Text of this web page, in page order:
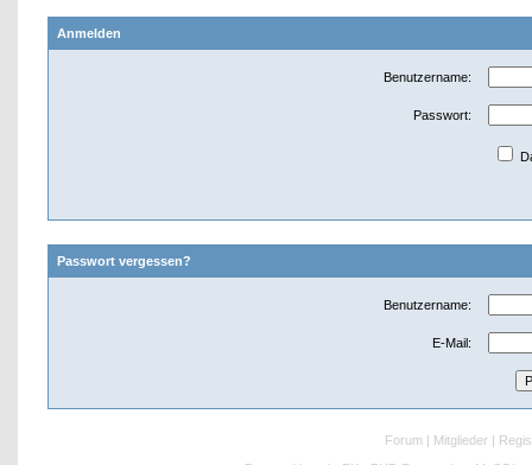
Anmelden
Benutzername:
Passwort:
Passwort vergessen?
Benutzername:
E-Mail:
Forum Mitglieder